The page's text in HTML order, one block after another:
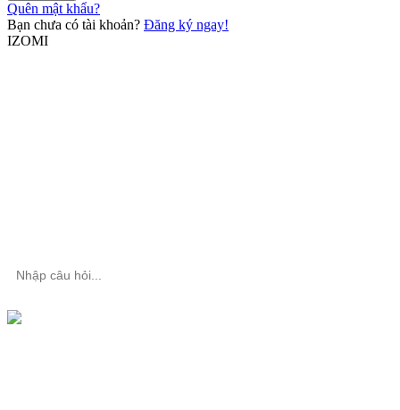
Quên mật khẩu?
Bạn chưa có tài khoản? Đăng ký ngay!
IZOMI